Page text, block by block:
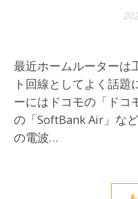
最近ホームルーターは工事の必要がないインターネッ
ト回線としてよく話題
ーにはドコモの「ドコ
の「SoftBank Air」な
の電波…